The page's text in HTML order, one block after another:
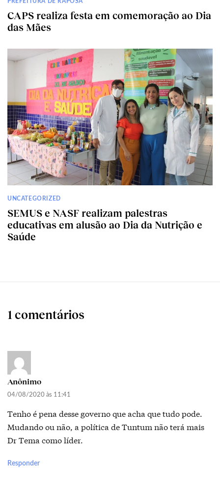
CAPS realiza festa em comemoração ao Dia
das Mães
UNCATEGORIZED
SEMUS e NASF realizam palestras
educativas em alusão ao Dia da Nutrição e
Saúde
1 comentários
Anônimo
04/08/2020 às 11:41
Tenho é pena desse governo que acha que tudo pode.
Mudando ou não, a política de Tuntum não terá mais
Dr Tema como líder.
Responder